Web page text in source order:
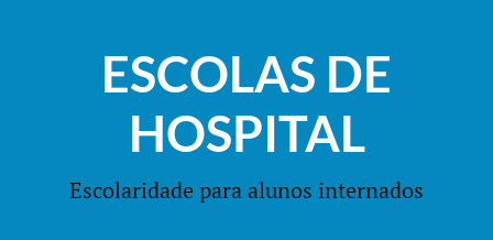
ESCOLAS DE
HOSPITAL
Escolaridade para alunos internados